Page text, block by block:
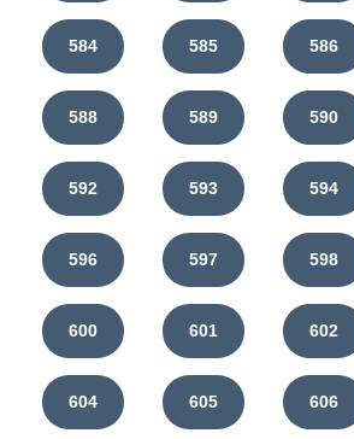
584 585 586
588 589 590
592 593 594
596 597 598
600 601 602
604 605 606